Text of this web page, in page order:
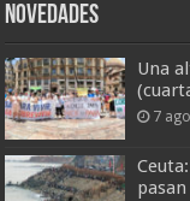
Novedades
Una
7